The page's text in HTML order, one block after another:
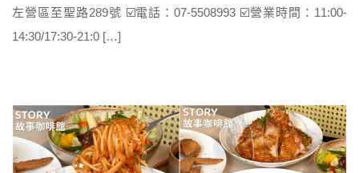
左營區至聖路289號 ☑️電話：07-5508993 ☑️營業時間：11:00-
14:30/17:30-21:0 […]